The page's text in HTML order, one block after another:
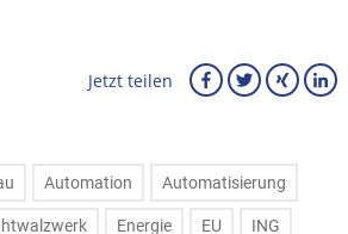
Jetzt teilen
Automation Automatisierung
Energie EU ING